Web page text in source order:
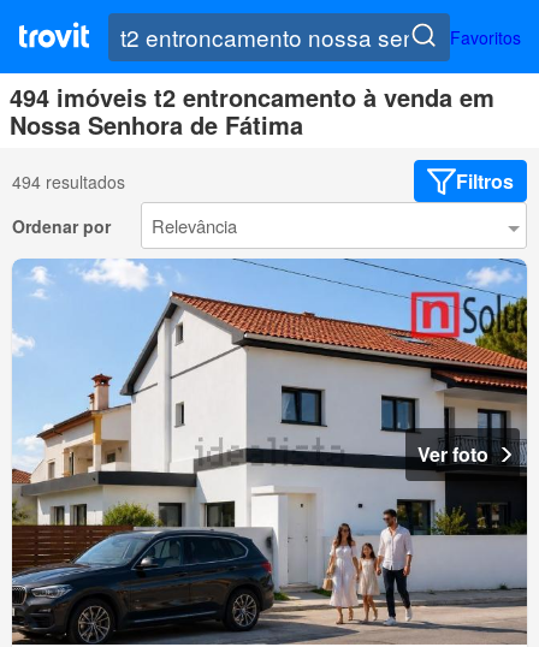
Favoritos
494 imóveis t2 entroncamento à venda em
Nossa Senhora de Fátima
494 resultados Filtros
Ordenar por
Ver foto